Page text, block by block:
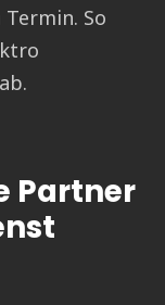
So
Partner